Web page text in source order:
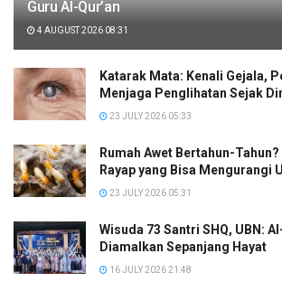
Guru Al-Qur’an
4 AUGUST 2026 08:31
Katarak Mata: Kenali Gejala,
Menjaga Penglihatan Sejak
23 JULY 2026 05:33
Rumah Awet Bertahun-
Rayap yang Bisa Mengurangi
23 JULY 2026 05:31
Wisuda 73 Santri SHQ, UBN:
Diamalkan Sepanjang Hayat
16 JULY 2026 21:48